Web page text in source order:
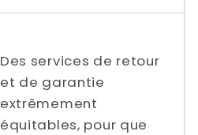
Des services de retour
et de garantie
extrêmement
équitables, pour que